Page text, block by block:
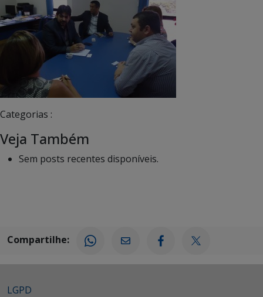
Categorias :
Veja Também
Sem posts recentes disponíveis.
Compartilhe:
LGPD